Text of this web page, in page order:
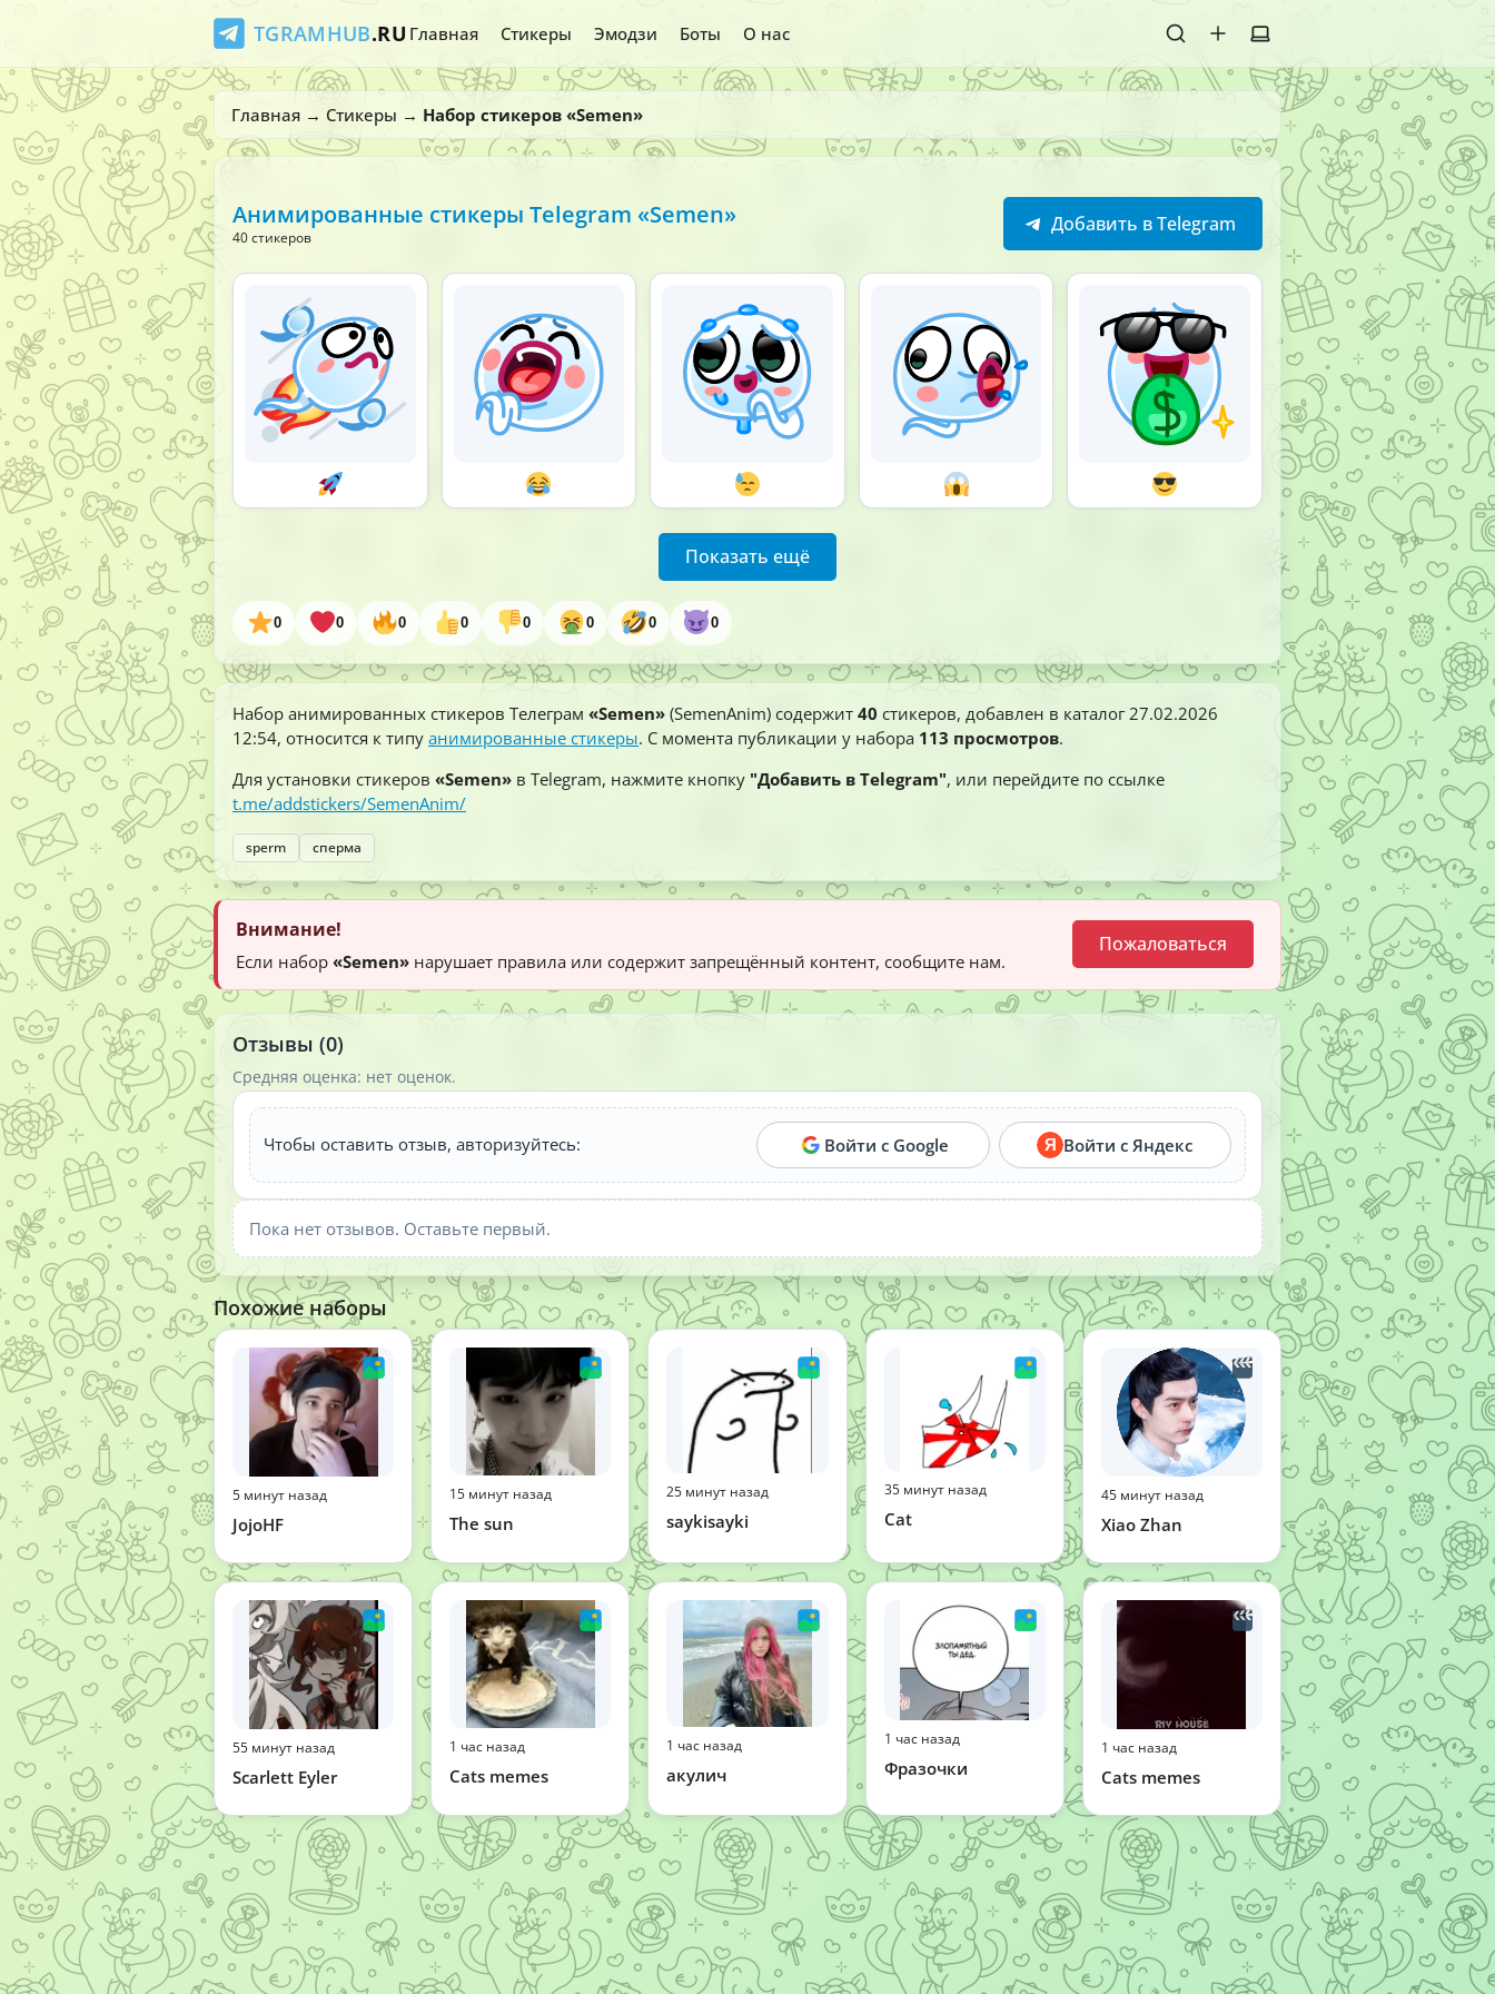
TGRAMHUB.RU Главная Стикеры Эмодзи Боты О нас
Главная → Стикеры → Набор стикеров «Semen»
Анимированные стикеры Telegram «Semen»
40 стикеров
Добавить в Telegram
Показать ещё
0 0 0 0 0 0 0 0
Набор анимированных стикеров Телеграм «Semen» (SemenAnim) содержит 40 стикеров, добавлен в каталог 27.02.2026
12:54, относится к типу анимированные стикеры. С момента публикации у набора 113 просмотров.
Для установки стикеров «Semen» в Telegram, нажмите кнопку "Добавить в Telegram", или перейдите по ссылке
t.me/addstickers/SemenAnim/
sperm сперма
Внимание!
Если набор «Semen» нарушает правила или содержит запрещённый контент, сообщите нам.
Пожаловаться
Отзывы (0)
Средняя оценка: нет оценок.
Чтобы оставить отзыв, авторизуйтесь: Войти с Google Я Войти с Яндекс
Пока нет отзывов. Оставьте первый.
Похожие наборы
5 минут назад
JojoHF
15 минут назад
The sun
25 минут назад
saykisayki
35 минут назад
Cat
45 минут назад
Xiao Zhan
55 минут назад
Scarlett Eyler
1 час назад
Cats memes
1 час назад
акулич
1 час назад
Фразочки
1 час назад
Cats memes